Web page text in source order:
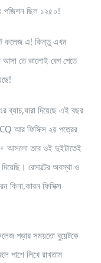
পজিশন ছিল ১২৫০!
কলেজ এ! কিন্তু এখন
আসা তে ভালোই বেগ পেতে
দিয়েছে এই বছর
আর ফিসিক্স ২য় পত্রের
আসলো তবে ওই দুইটাতেই
রেসাল্টের অবস্থা ও
কিনা,কারন ফিসিক্স
পড়ার সময়তো বুয়েটকে
পাশে লিখে রাখতাম